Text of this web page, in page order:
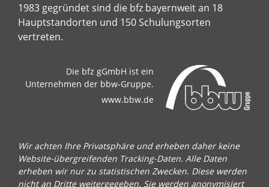
1983 gegründet sind die bfz bayernweit an 18
Hauptstandorten und 150 Schulungsorten
vertreten.
Die bfz gGmbH ist ein
Unternehmen der bbw-Gruppe.
www.bbw.de
Wir achten Ihre Privatsphäre und erheben daher keine
Website-übergreifenden Tracking-Daten. Alle Daten
erheben wir nur zu statistischen Zwecken. Diese werden
nicht an Dritte weitergegeben. Sie werden anonymisiert